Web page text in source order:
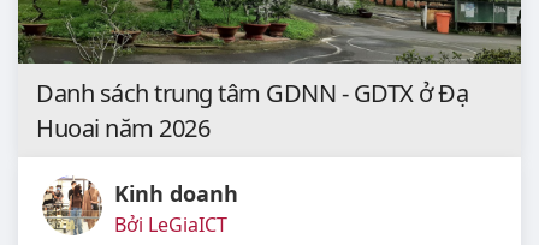
Danh sách trung tâm GDNN - GDTX ở Đạ
Huoai năm 2026
Kinh doanh
Bởi LeGiaICT